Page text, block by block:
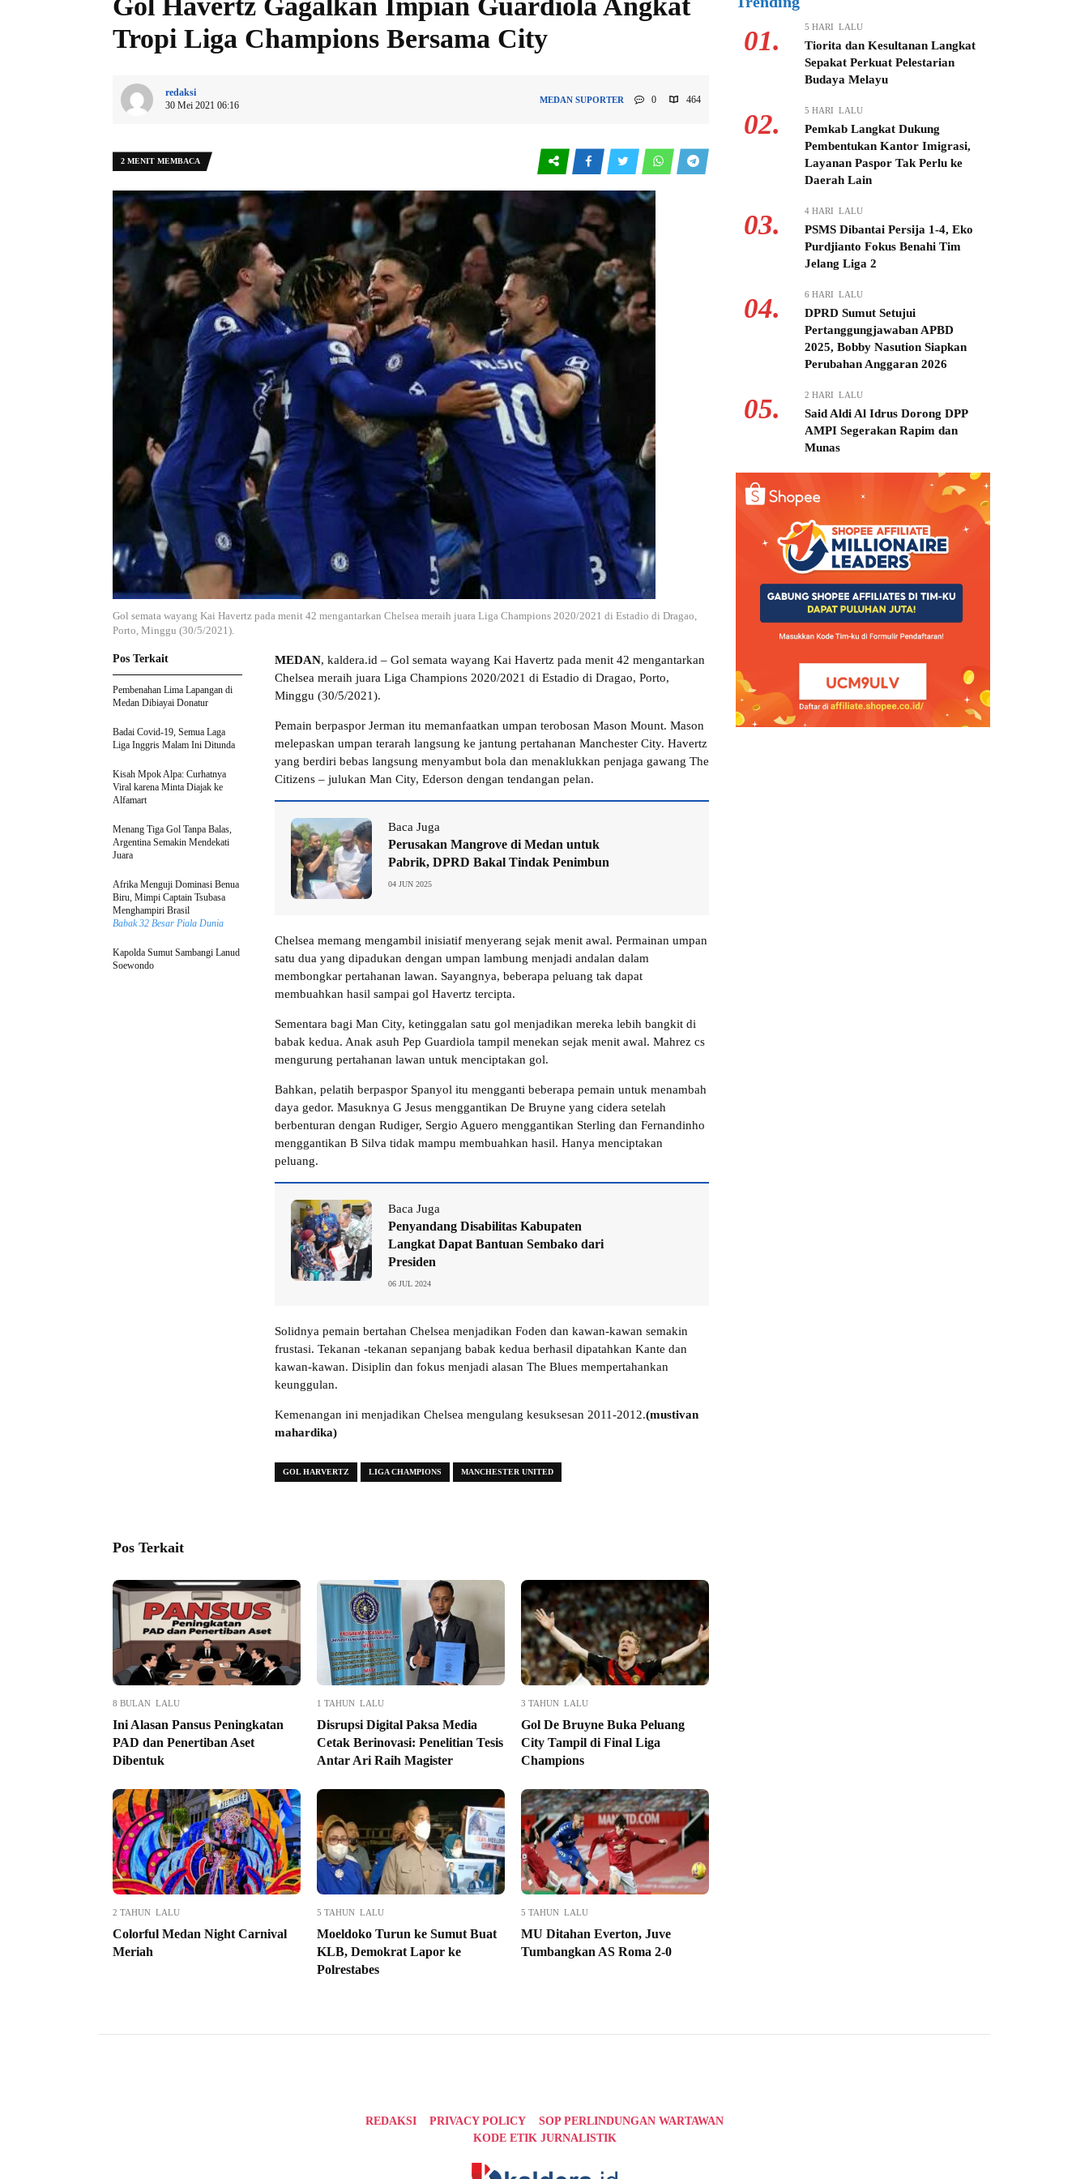
Gol Havertz Gagalkan Impian Guardiola Angkat
Tropi Liga Champions Bersama City
redaksi
30 Mei 2021 06:16
MEDAN SUPORTER 0 464
2 MENIT MEMBACA
Gol semata wayang Kai Havertz pada menit 42 mengantarkan Chelsea meraih juara Liga Champions 2020/2021 di Estadio di Dragao,
Porto, Minggu (30/5/2021).
MEDAN, kaldera.id – Gol semata wayang Kai Havertz pada menit 42 mengantarkan
Chelsea meraih juara Liga Champions 2020/2021 di Estadio di Dragao, Porto,
Minggu (30/5/2021).
Pemain berpaspor Jerman itu memanfaatkan umpan terobosan Mason Mount. Mason
melepaskan umpan terarah langsung ke jantung pertahanan Manchester City. Havertz
yang berdiri bebas langsung menyambut bola dan menaklukkan penjaga gawang The
Citizens – julukan Man City, Ederson dengan tendangan pelan.
Baca Juga
Perusakan Mangrove di Medan untuk
Pabrik, DPRD Bakal Tindak Penimbun
04 JUN 2025
Chelsea memang mengambil inisiatif menyerang sejak menit awal. Permainan umpan
satu dua yang dipadukan dengan umpan lambung menjadi andalan dalam
membongkar pertahanan lawan. Sayangnya, beberapa peluang tak dapat
membuahkan hasil sampai gol Havertz tercipta.
Sementara bagi Man City, ketinggalan satu gol menjadikan mereka lebih bangkit di
babak kedua. Anak asuh Pep Guardiola tampil menekan sejak menit awal. Mahrez cs
mengurung pertahanan lawan untuk menciptakan gol.
Bahkan, pelatih berpaspor Spanyol itu mengganti beberapa pemain untuk menambah
daya gedor. Masuknya G Jesus menggantikan De Bruyne yang cidera setelah
berbenturan dengan Rudiger, Sergio Aguero menggantikan Sterling dan Fernandinho
menggantikan B Silva tidak mampu membuahkan hasil. Hanya menciptakan
peluang.
Baca Juga
Penyandang Disabilitas Kabupaten
Langkat Dapat Bantuan Sembako dari
Presiden
06 JUL 2024
Solidnya pemain bertahan Chelsea menjadikan Foden dan kawan-kawan semakin
frustasi. Tekanan -tekanan sepanjang babak kedua berhasil dipatahkan Kante dan
kawan-kawan. Disiplin dan fokus menjadi alasan The Blues mempertahankan
keunggulan.
Kemenangan ini menjadikan Chelsea mengulang kesuksesan 2011-2012.(mustivan
mahardika)
GOL HARVERTZ LIGA CHAMPIONS MANCHESTER UNITED
Pos Terkait
Pembenahan Lima Lapangan di
Medan Dibiayai Donatur
Badai Covid-19, Semua Laga
Liga Inggris Malam Ini Ditunda
Kisah Mpok Alpa: Curhatnya
Viral karena Minta Diajak ke
Alfamart
Menang Tiga Gol Tanpa Balas,
Argentina Semakin Mendekati
Juara
Afrika Menguji Dominasi Benua
Biru, Mimpi Captain Tsubasa
Menghampiri Brasil
Babak 32 Besar Piala Dunia
Kapolda Sumut Sambangi Lanud
Soewondo
Pos Terkait
8 BULAN LALU
Ini Alasan Pansus Peningkatan
PAD dan Penertiban Aset
Dibentuk
1 TAHUN LALU
Disrupsi Digital Paksa Media
Cetak Berinovasi: Penelitian Tesis
Antar Ari Raih Magister
3 TAHUN LALU
Gol De Bruyne Buka Peluang
City Tampil di Final Liga
Champions
2 TAHUN LALU
Colorful Medan Night Carnival
Meriah
5 TAHUN LALU
Moeldoko Turun ke Sumut Buat
KLB, Demokrat Lapor ke
Polrestabes
5 TAHUN LALU
MU Ditahan Everton, Juve
Tumbangkan AS Roma 2-0
01. 5 HARI LALU
Tiorita dan Kesultanan Langkat
Sepakat Perkuat Pelestarian
Budaya Melayu
02. 5 HARI LALU
Pemkab Langkat Dukung
Pembentukan Kantor Imigrasi,
Layanan Paspor Tak Perlu ke
Daerah Lain
03. 4 HARI LALU
PSMS Dibantai Persija 1-4, Eko
Purdjianto Fokus Benahi Tim
Jelang Liga 2
04. 6 HARI LALU
DPRD Sumut Setujui
Pertanggungjawaban APBD
2025, Bobby Nasution Siapkan
Perubahan Anggaran 2026
05. 2 HARI LALU
Said Aldi Al Idrus Dorong DPP
AMPI Segerakan Rapim dan
Munas
REDAKSI PRIVACY POLICY
SOP PERLINDUNGAN WARTAWAN
KODE ETIK JURNALISTIK